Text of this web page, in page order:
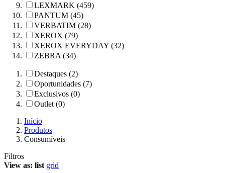
LEXMARK (459)
PANTUM (45)
VERBATIM (28)
XEROX (79)
XEROX EVERYDAY (32)
ZEBRA (34)
Destaques (2)
Oportunidades (7)
Exclusivos (0)
Outlet (0)
Início
Produtos
Consumíveis
Filtros
View as: list grid